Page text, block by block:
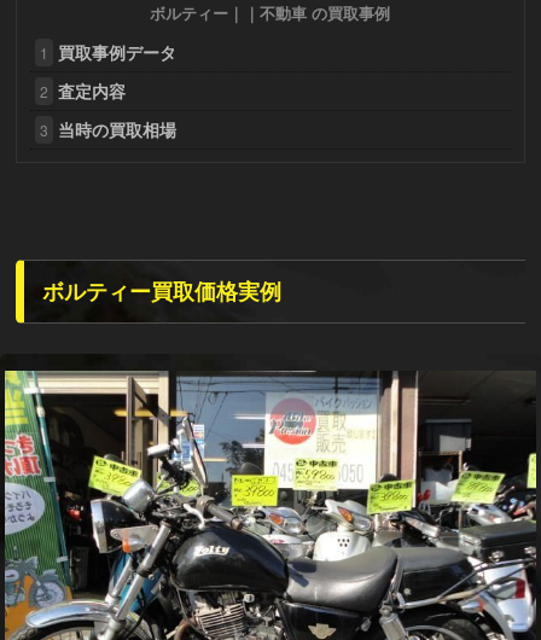
ボルティー｜｜不動車 の買取事例
1 買取事例データ
2 査定内容
3 当時の買取相場
ボルティー買取価格実例